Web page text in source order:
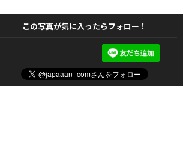
この写真が気に入ったらフォロー！